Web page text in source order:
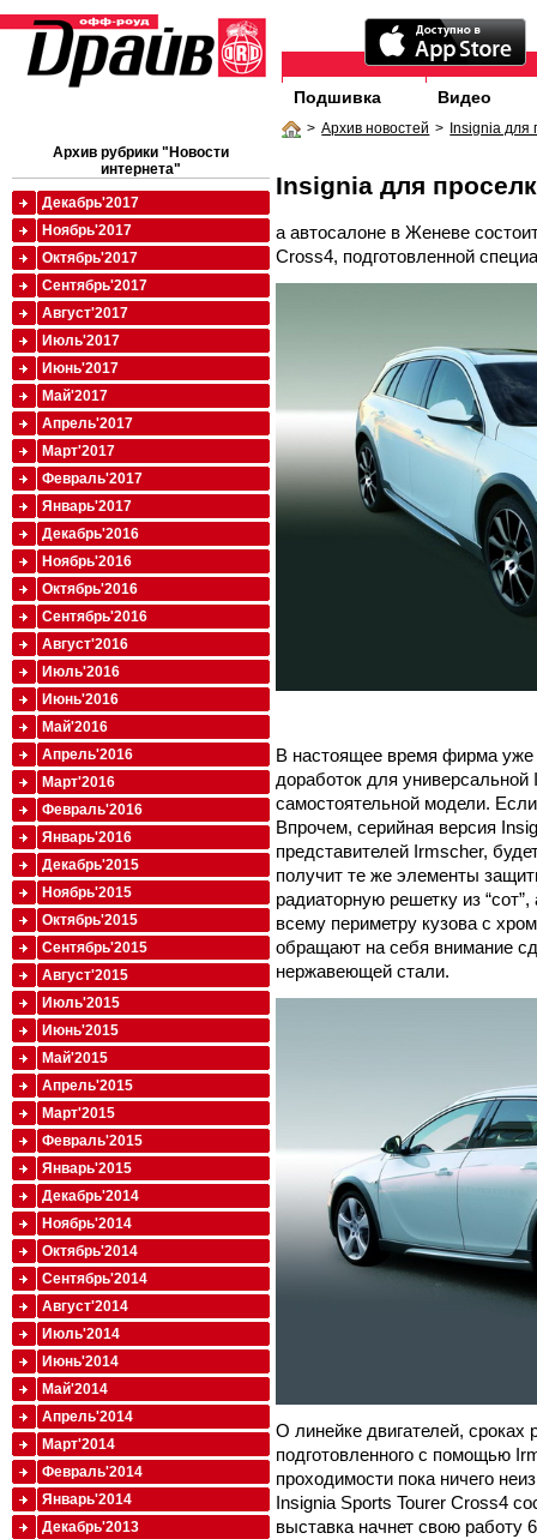
Подшивка Видео
> Архив новостей > Insignia для
Insignia для
а автосалоне в Женеве
Cross4, подготовленной
В настоящее время фирма уже
доработок для
самостоятельной модели.
Впрочем, серийная версия
представителей Irmscher,
получит те же элементы
радиаторную решетку из
всему периметру кузова с
обращают на себя внимание
нержавеющей стали.
О линейке двигателей, сроках
подготовленного с помощью
проходимости пока ничего
Insignia Sports Tourer Cross4
выставка начнет свою работу
Архив рубрики "Новости
интернета"
Декабрь'2017
Ноябрь'2017
Октябрь'2017
Сентябрь'2017
Август'2017
Июль'2017
Июнь'2017
Май'2017
Апрель'2017
Март'2017
Февраль'2017
Январь'2017
Декабрь'2016
Ноябрь'2016
Октябрь'2016
Сентябрь'2016
Август'2016
Июль'2016
Июнь'2016
Май'2016
Апрель'2016
Март'2016
Февраль'2016
Январь'2016
Декабрь'2015
Ноябрь'2015
Октябрь'2015
Сентябрь'2015
Август'2015
Июль'2015
Июнь'2015
Май'2015
Апрель'2015
Март'2015
Февраль'2015
Январь'2015
Декабрь'2014
Ноябрь'2014
Октябрь'2014
Сентябрь'2014
Август'2014
Июль'2014
Июнь'2014
Май'2014
Апрель'2014
Март'2014
Февраль'2014
Январь'2014
Декабрь'2013